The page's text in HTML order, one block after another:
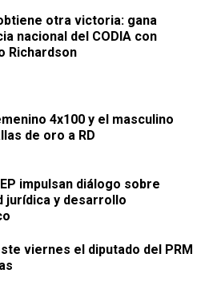
otra victoria: gana
nacional del CODIA con
Richardson
4x100 y el masculino
de oro a RD
impulsan diálogo sobre
jurídica y desarrollo
viernes el diputado del PRM